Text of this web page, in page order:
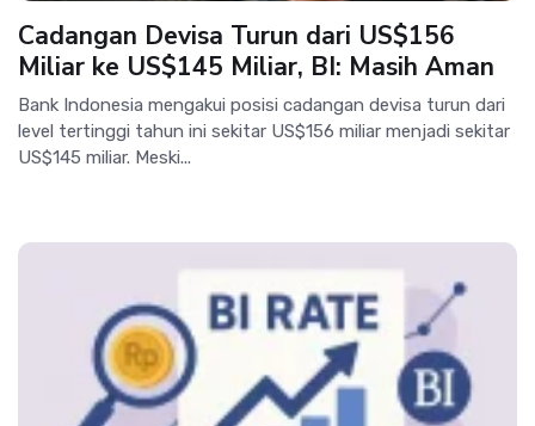
Cadangan Devisa Turun dari US$156
Miliar ke US$145 Miliar, BI: Masih Aman
Bank Indonesia mengakui posisi cadangan devisa turun dari
level tertinggi tahun ini sekitar US$156 miliar menjadi sekitar
US$145 miliar. Meski...